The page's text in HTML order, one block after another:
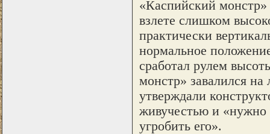
«Каспийский
взлете слишком
практически
нормальное
сработал рулем
монстр» завалился на
утверждали
живучестью и «нужно
угробить его».